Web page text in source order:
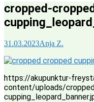
cropped-
31.03.2023Anja Z.
https://akupunktur-
content/uploads/